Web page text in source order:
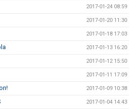
2017-01-24 08:59
2017-01-20 11:30
2017-01-18 17:03
2017-01-13 16:20
2017-01-12 15:50
2017-01-11 17:09
2017-01-09 10:38
2017-01-04 14:43